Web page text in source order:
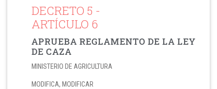
DECRETO 5 -
ARTÍCULO 6
APRUEBA REGLAMENTO DE LA LEY
DE CAZA
MINISTERIO DE AGRICULTURA
MODIFICA, MODIFICAR